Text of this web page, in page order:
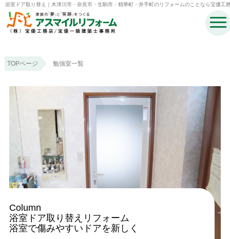
浴室ドア取り替え｜木津川市・奈良市・生駒市・精華町・井手町のリフォームのことなら宝優工
アスマイルリフォーム
TOPページ 勉強室一覧
Column
浴室ドア取り替えリフォーム
浴室で傷みやすいドアを新しく